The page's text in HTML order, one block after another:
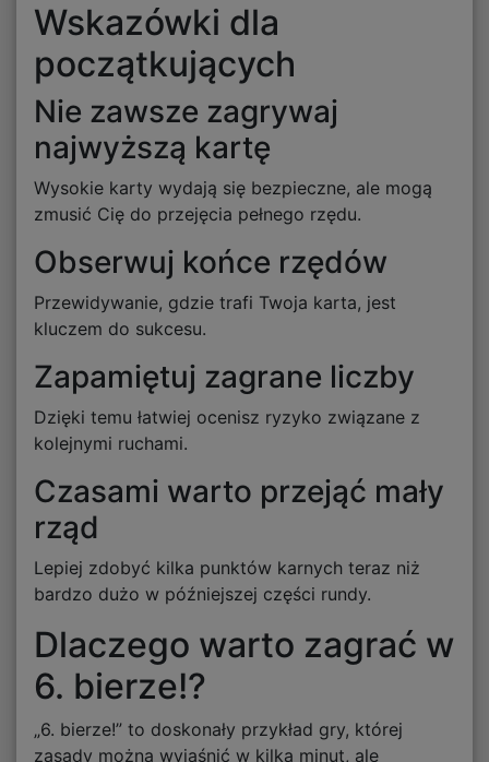
Wskazówki dla
początkujących
Nie zawsze zagrywaj
najwyższą kartę
Wysokie karty wydają się bezpieczne, ale mogą
zmusić Cię do przejęcia pełnego rzędu.
Obserwuj końce rzędów
Przewidywanie, gdzie trafi Twoja karta, jest
kluczem do sukcesu.
Zapamiętuj zagrane liczby
Dzięki temu łatwiej ocenisz ryzyko związane z
kolejnymi ruchami.
Czasami warto przejąć mały
rząd
Lepiej zdobyć kilka punktów karnych teraz niż
bardzo dużo w późniejszej części rundy.
Dlaczego warto zagrać w
6. bierze!?
„6. bierze!” to doskonały przykład gry, której
zasady można wyjaśnić w kilka minut, ale